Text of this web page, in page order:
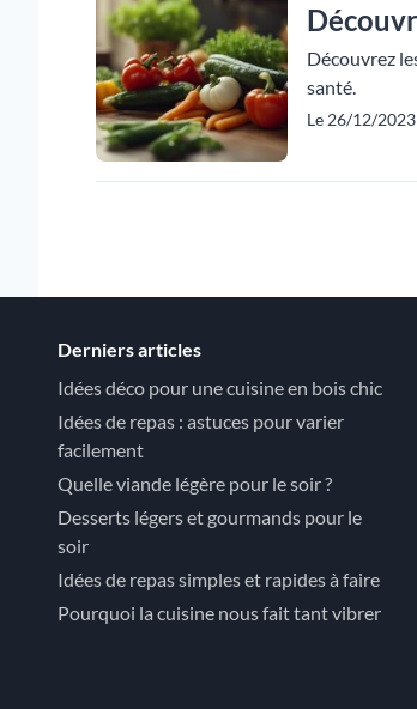
Découvrez
santé.
Le 26/12/
Derniers articles
Idées déco pour une cuisine en bois chic
Idées de repas : astuces pour varier
facilement
Quelle viande légère pour le soir ?
Desserts légers et gourmands pour le
soir
Idées de repas simples et rapides à faire
Pourquoi la cuisine nous fait tant vibrer